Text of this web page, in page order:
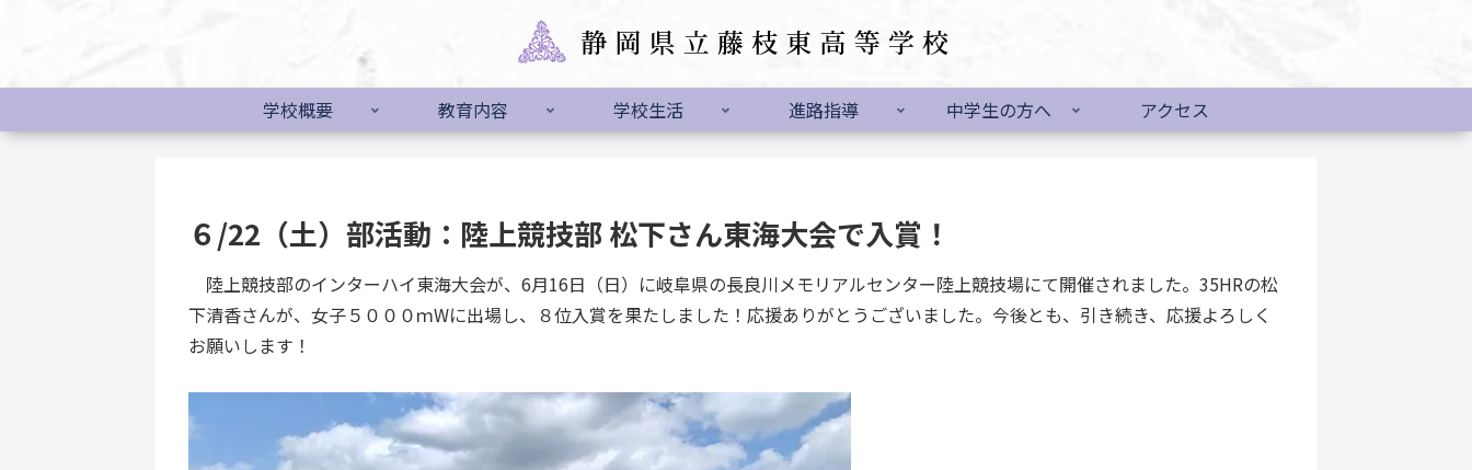
学校概要 教育内容 学校生活 進路指導 中学生の方へ アクセス
６/22（土）部活動：陸上競技部 松下さん東海大会で入賞！
陸上競技部のインターハイ東海大会が、6月16日（日）に岐阜県の長良川メモリアルセンター陸上競技場にて開催されました。35HRの松
下清香さんが、女子５０００ｍWに出場し、８位入賞を果たしました！応援ありがとうございました。今後とも、引き続き、応援よろしく
お願いします！